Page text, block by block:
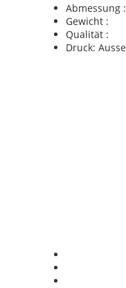
Abmessung
Gewicht
Qualität :
Druck: